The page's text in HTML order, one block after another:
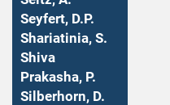
Seyfert, D.P.
Shariatinia, S.
Shiva
Prakasha, P.
Silberhorn, D.